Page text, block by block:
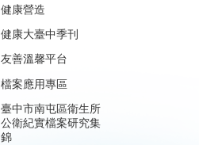
健康營造
健康大臺中季刊
友善溫馨平台
檔案應用專區
臺中市南屯區衛生所
公衛紀實檔案研究集
錦